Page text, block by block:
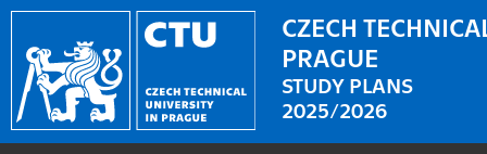
CZECH
PRAGUE
STUDY PLANS
2025/2026